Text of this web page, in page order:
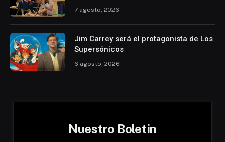
7 agosto, 2026
Jim Carrey será el protagonista de Los
Supersónicos
6 agosto, 2026
Nuestro Boletin